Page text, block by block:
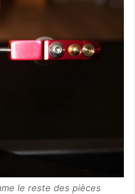
le reste des pièces